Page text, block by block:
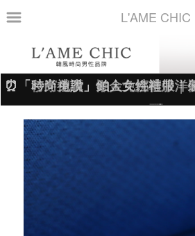
L'AME CHIC